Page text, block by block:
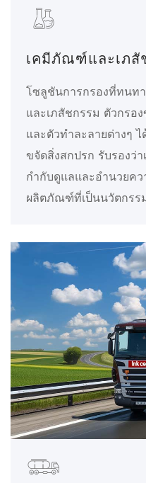
เคมีภัณฑ์และเภสั
โซลูชันการกรองที่ทนท
และเภสัชกรรม ตัวกรอ
และตัวทำละลายต่างๆ
ขจัดสิ่งสกปรก รับรองว่
กำกับดูแลและอำนวยค
ผลิตภัณฑ์ที่เป็นนวัตกรร